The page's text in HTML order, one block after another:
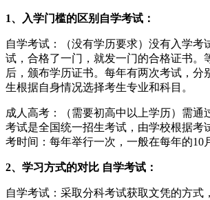
1、入学门槛的区别自学考试：
自学考试：（没有学历要求）没有入学考
试，合格了一门，就发一门的合格证书。
后，颁布学历证书。每年有两次考试，分
生根据自身情况选择考生专业和科目。
成人高考：（需要初高中以上学历）需通
考试是全国统一招生考试，由学校根据考
考时间：每年举行一次，一般在每年的10
2、学习方式的对比 自学考试：
自学考试：采取分科考试获取文凭的方式